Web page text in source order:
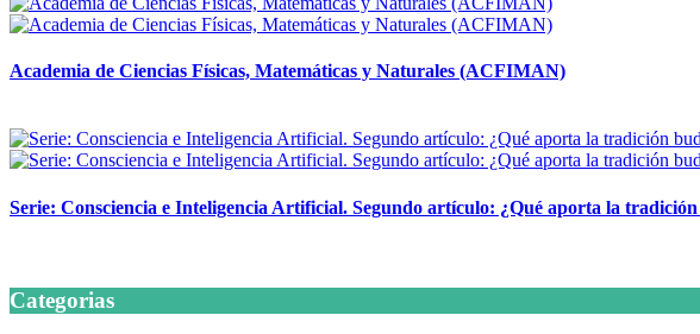
Academia de Ciencias Físicas, Matemáticas y Naturales (ACFIMAN)
Serie: Consciencia e Inteligencia Artificial. Segundo artículo: ¿Qué aporta la tradición
Categorias